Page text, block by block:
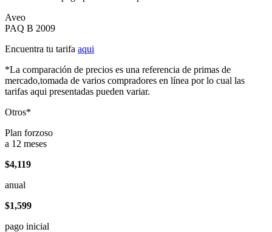
Aveo
PAQ B 2009
Encuentra tu tarifa aqui
*La comparación de precios es una referencia de primas de
mercado,tomada de varios compradores en línea por lo cual las
tarifas aqui presentadas pueden variar.
Otros*
Plan forzoso
a 12 meses
$4,119
anual
$1,599
pago inicial